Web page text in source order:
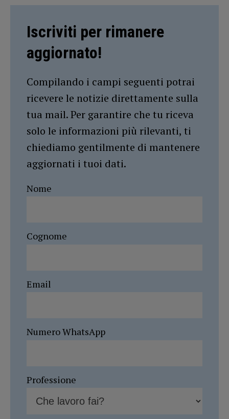
Iscriviti per rimanere
aggiornato!
Compilando i campi seguenti potrai
ricevere le notizie direttamente sulla
tua mail. Per garantire che tu riceva
solo le informazioni più rilevanti, ti
chiediamo gentilmente di mantenere
aggiornati i tuoi dati.
Nome
Cognome
Email
Numero WhatsApp
Professione